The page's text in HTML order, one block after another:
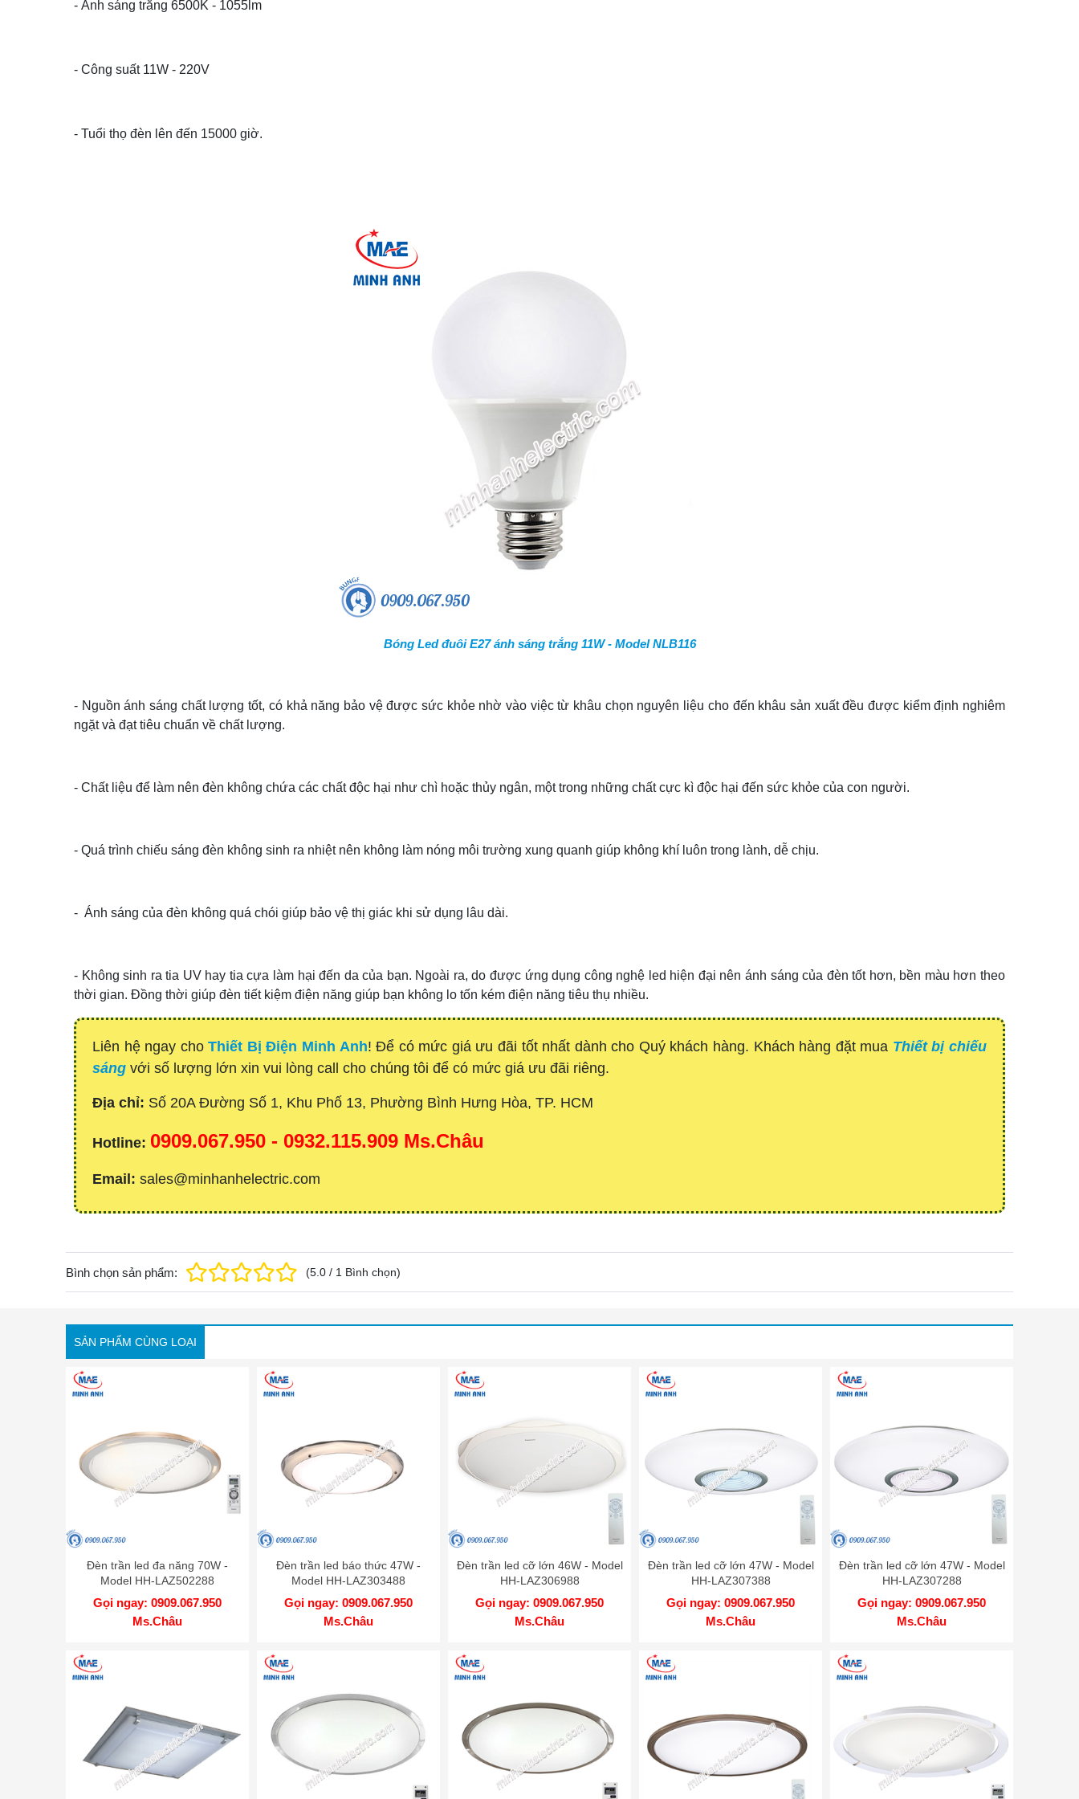
- Ánh sáng trắng 6500K - 1055lm
- Công suất 11W - 220V
- Tuổi thọ đèn lên đến 15000 giờ.
Bóng Led đuôi E27 ánh sáng trắng 11W - Model NLB116
- Nguồn ánh sáng chất lượng tốt, có khả năng bảo vệ được sức khỏe nhờ vào việctừ khâu chọn nguyên liệu cho đến khâu sản xuất đều được kiểm định nghiêm
ngặt và đạt tiêu chuẩn về chất lượng.
- Chất liệu để làm nên đèn không chứa các chất độc hại như chì hoặc thủy ngân, một trong những chất cực kì độc hại đến sức khỏe của con người.
- Quá trình chiếu sáng đèn không sinh ra nhiệt nên không làm nóng môi trường xung quanh giúp không khí luôn trong lành, dễ chịu.
- Ánh sáng của đèn không quá chói giúp bảo vệ thị giác khi sử dụng lâu dài.
- Không sinh ra tia UV hay tia cựa làm hại đến da của bạn. Ngoài ra, do được ứng dụng công nghệ led hiện đại nên ánh sáng của đèn tốt hơn, bền màu hơn theo
thời gian. Đồng thời giúp đèn tiết kiệm điện năng giúp bạn không lo tốn kém điện năng tiêu thụ nhiều.
Liên hệ ngay choThiết Bị Điện Minh Anh! Để có mức giá ưu đãi tốt nhất dành cho Quý khách hàng. Khách hàng đặt mua Thiết bị chiếu
sáng với số lượng lớn xin vui lòng call cho chúng tôi để có mức giá ưu đãi riêng.
Địa chỉ: Số 20A Đường Số 1, Khu Phố 13, Phường Bình Hưng Hòa, TP. HCM
Hotline: 0909.067.950 - 0932.115.909 Ms.Châu
Email: sales@minhanhelectric.com
Bình chọn sản phẩm: (5.0 / 1 Bình chọn)
SẢN PHẨM CÙNG LOẠI
Đèn trần led đa năng 70W -
Model HH-LAZ502288
Gọi ngay: 0909.067.950
Ms.Châu
Đèn trần led báo thức 47W -
Model HH-LAZ303488
Gọi ngay: 0909.067.950
Ms.Châu
Đèn trần led cỡ lớn 46W - Model
HH-LAZ306988
Gọi ngay: 0909.067.950
Ms.Châu
Đèn trần led cỡ lớn 47W - Model
HH-LAZ307388
Gọi ngay: 0909.067.950
Ms.Châu
Đèn trần led cỡ lớn 47W - Model
HH-LAZ307288
Gọi ngay: 0909.067.950
Ms.Châu